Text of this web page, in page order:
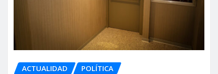
ACTUALIDAD POLÍTICA